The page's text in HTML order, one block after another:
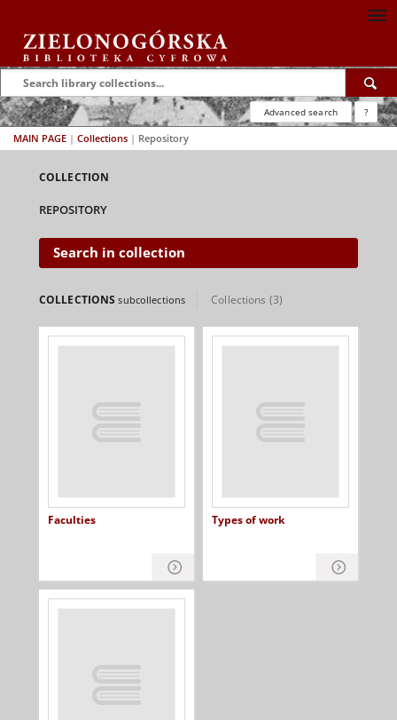
Advanced search ?
MAIN PAGE | Collections | Repository
COLLECTION
REPOSITORY
Search in collection
COLLECTIONSsubcollections Collections (3)
Faculties Types of work